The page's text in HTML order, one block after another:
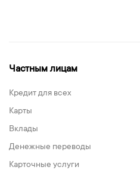
Частным лицам
Кредит для всех
Карты
Вклады
Денежные переводы
Карточные услуги